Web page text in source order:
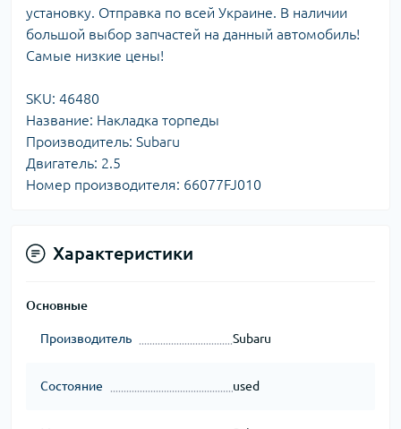
установку. Отправка по всей Украине. В наличии
большой выбор запчастей на данный автомобиль!
Самые низкие цены!
SKU: 46480
Название: Накладка торпеды
Производитель: Subaru
Двигатель: 2.5
Номер производителя: 66077FJ010
Характеристики
Основные
Производитель Subaru
Состояние used